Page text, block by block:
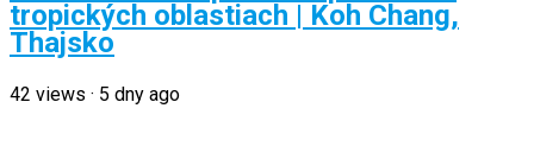
tropických oblastiach | Koh Chang,
Thajsko
42 views · 5 dny ago